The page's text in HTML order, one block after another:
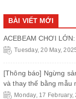
BÀI VIẾT MỚI
ACEBEAM CHƠI
Tuesday, 20 May,
[Thông báo] Ngừng
và thay thế bằng mẫu
Monday, 17 February,